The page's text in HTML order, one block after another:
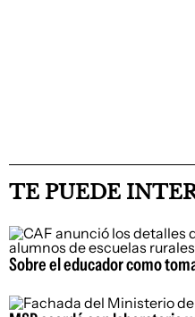
TE PUEDE
Sobre el educador como